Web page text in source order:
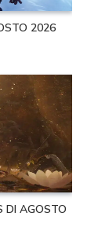
2026
DI AGOSTO